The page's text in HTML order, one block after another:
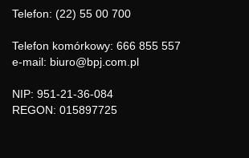
Telefon: (22) 55 00 700
Telefon komórkowy: 666 855 557
e-mail: biuro@bpj.com.pl
NIP: 951-21-36-084
REGON: 015897725